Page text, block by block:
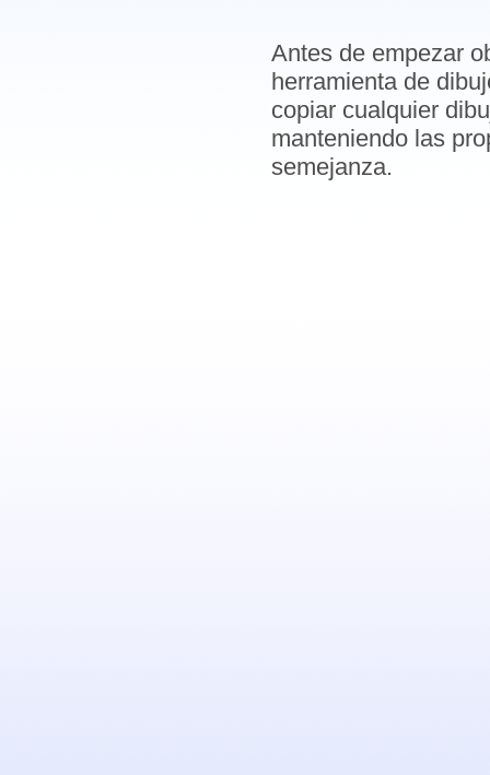
Antes de empezar
herramienta de
copiar cualquier
manteniendo las
semejanza.